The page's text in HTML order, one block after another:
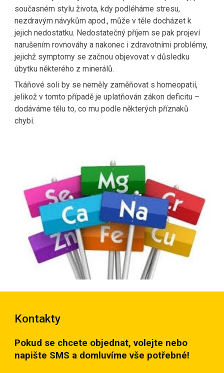
současném stylu života, kdy podléháme stresu,
nezdravým návykům apod., může v těle docházet k
jejich nedostatku. Nedostatečný příjem se pak projeví
narušením rovnováhy a nakonec i zdravotními problémy,
jejichž symptomy se začnou objevovat v důsledku
úbytku některého z minerálů.
Tkáňové soli by se neměly zaměňovat s homeopatií,
jelikož v tomto případě je uplatňován zákon deficitu –
dodáváme tělu to, co mu podle některých příznaků
chybí.
Kontakty
Pokud se chcete objednat, volejte nebo
napište SMS a domluvíme vše potřebné!